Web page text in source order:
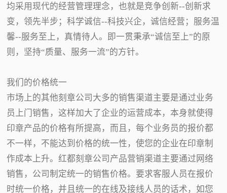
均采用现代的经营管理理念，也就是竞争创新--创新求
变，领先半步；科学诚信--科技兴企，诚信经营；服务温
馨--服务至上，真情待人。即一贯秉承“诚信至上”的原
则，坚持“质量、服务一流”的方针。
我们的价格统一
市场上的其他刻章公司大多的销售渠道主要是通过业务
员上门销售，这样加大了企业的运营成本，本身就使得
印章产品的价格有所提高，而且，每个业务员的报价都
不一样，不能达到价格的统一性，使您的企业在印章制
作成本上升。红都刻章公司产品营销渠道主要通过网络
销售，公司制定统一的销售价格。要求客服人员在报价
时统一价格，并且统一的在线及接线人员的话术，如您